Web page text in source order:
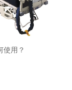
使用？